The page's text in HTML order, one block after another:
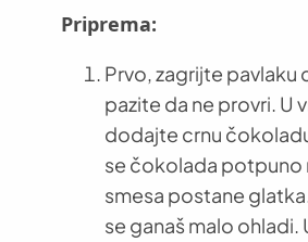
Priprema:
Prvo, zagrijte pavlaku
pazite da ne provri. U
dodajte crnu
se čokolada potpuno
smesa postane
se ganaš malo ohladi.